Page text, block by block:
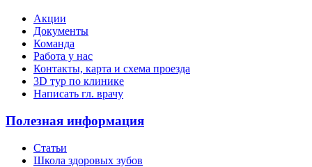
Акции
Документы
Команда
Работа у нас
Контакты, карта и схема проезда
3D тур по клинике
Написать гл. врачу
Полезная информация
Статьи
Школа здоровых зубов